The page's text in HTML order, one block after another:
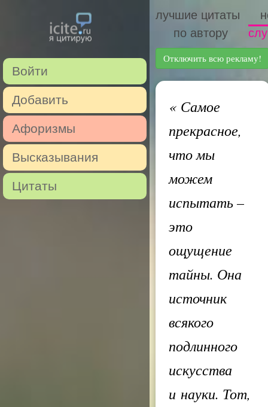
Войти
Добавить
Афоризмы
Высказывания
Цитаты
лучшие цитаты
по автору
Отключить всю рекламу!
«Самое
прекрасное,
что мы
можем
испытать –
это
ощущение
тайны. Она
источник
всякого
подлинного
искусства
и науки. Тот,